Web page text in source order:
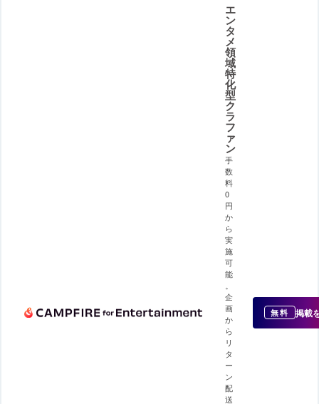
エ
ン
タ
メ
領
域
特
化
型
ク
ラ
フ
ァ
ン
手
数
料
0
円
か
ら
実
施
可
能
企
画
か
ら
リ
タ
ー
ン
配
送
無料 掲載